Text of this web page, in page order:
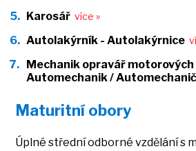
Karosář
Autolakýrník - Autolakýrnice
Mechanik opravář motorových
Automechanik /
Maturitní obory
Úplné střední odborné vzdělání s